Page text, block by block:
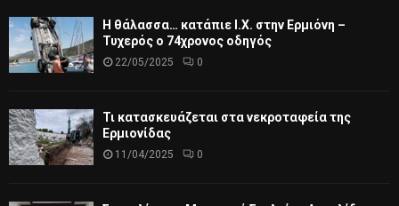
Η θάλασσα… κατάπιε Ι.Χ. στην Ερμιόνη –
Τυχερός ο 74χρονος οδηγός
22/05/2025 0
Τι κατασκευάζεται στα νεκροταφεία της
Ερμιονίδας
11/04/2025 0